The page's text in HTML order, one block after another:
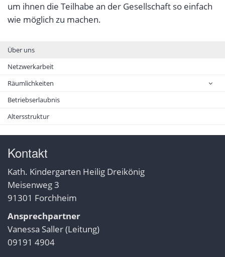
um ihnen die Teilhabe an der Gesellschaft so einfach
wie möglich zu machen.
Über uns
Netzwerkarbeit
Räumlichkeiten
Betriebserlaubnis
Altersstruktur
Kontakt
Kath. Kindergarten Heilig Dreikönig
Meisenweg 3
91301 Forchheim
Ansprechpartner
Vanessa Saller (Leitung)
09191 4904